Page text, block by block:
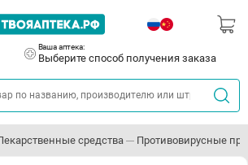
Ваша аптека:
Выберите способ получения заказа
средства Противовирусные